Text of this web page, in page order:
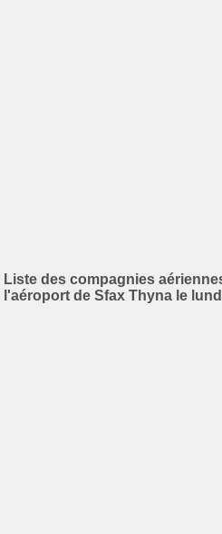
Liste des compagnies
l'aéroport de Sfax Thyna le